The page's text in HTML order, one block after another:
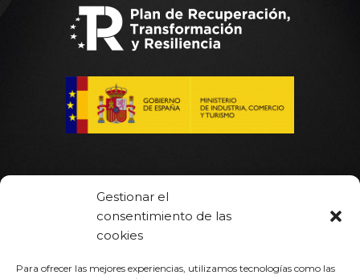
Gestionar el
consentimiento de las
cookies
Para ofrecer las mejores experiencias, utilizamos tecnologías como las